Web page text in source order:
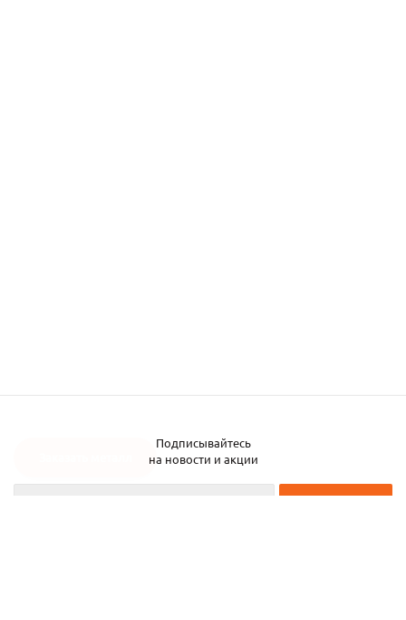
Подписывайтесь
на новости и акции